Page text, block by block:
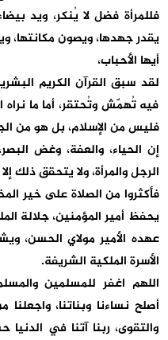
فللمرأة فضل لا يُنكر، ويد
يقدر جهدها، ويصون مكانتها،
أيها الأحباب،
لقد سبق القرآن الكريم
فيه تُهمّش وتُحتقر، أما ما
فليس من الإسلام، بل هو من
إن الحياء، والعفة، وغض
الرجل والمرأة، ولا يتحقق ذلك
فأكثروا من الصلاة على خير
يحفظ أمير المؤمنين، جلالة
عهده الأمير مولاي الحسن،
الأسرة الملكية الشريفة.
اللهم اغفر للمسلمين
أصلح نساءنا وبناتنا،
والتقوى، ربنا آتنا في